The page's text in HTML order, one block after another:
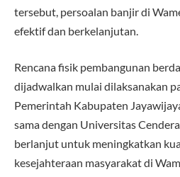
tersebut, persoalan banjir di
efektif dan berkelanjutan.
Rencana fisik pembangunan
dijadwalkan mulai dilaksanakan
Pemerintah Kabupaten
sama dengan Universitas
berlanjut untuk meningkatkan
kesejahteraan masyarakat di